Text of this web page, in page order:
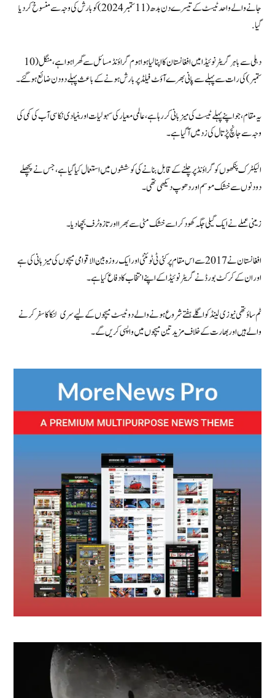
جانے والے واحد ٹیسٹ کے تیسرے دن بدھ (11 ستمبر 2024) کو بارش کی وجہ سے منسوخ کر دیا
گیا.
دہلی سے باہر گریٹر نوئیڈا میں افغانستان کا اپنا لیا ہوا ہوم گراؤنڈ مسائل سے گھرا ہوا ہے، منگل (10
ستمبر) کی رات سے پہلے سے پانی بھرے آؤٹ فیلڈ پر بارش ہونے کے باعث پہلے دو دن ضائع ہو گئے۔
یہ مقام، جو اپنے پہلے ٹیسٹ کی میزبانی کر رہا ہے، عالمی معیار کی سہولیات اور بنیادی نکاسی آب کی کمی کی
وجہ سے جانچ پڑتال کی زد میں آ گیا ہے۔
الیکٹرک پنکھوں کو گراؤنڈ پر چلنے کے قابل بنانے کی کوششوں میں استعمال کیا گیا ہے، جس نے پچھلے
دو دنوں سے خشک موسم اور دھوپ دیکھی تھی۔
زمینی عملے نے ایک گیلی جگہ کھود کر اسے خشک مٹی سے بھرا اور تازہ ٹرف بچھا دیا۔
افغانستان نے 2017 سے اس مقام پر کئی ٹی ٹوئنٹی اور ایک روزہ بین الاقوامی میچوں کی میزبانی کی ہے
اور ان کے کرکٹ بورڈ نے گریٹر نوئیڈا کے اپنے انتخاب کا دفاع کیا ہے۔
ٹم ساؤتھی نیوزی لینڈ کو اگلے ہفتے شروع ہونے والے دو ٹیسٹ میچوں کے لیے سری لنکا کا سفر کرنے
والے ہیں اور بھارت کے خلاف مزید تین میچوں میں واپسی کریں گے۔